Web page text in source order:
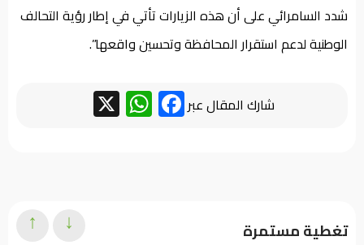
شدد السامرائي على أن هذه الزيارات تأتي في إطار رؤية التحالف
الوطنية لدعم استقرار المحافظة وتحسين واقعها”.
شارك المقال عبر Facebook
WhatsApp
تغطية مستمرة ↓
↑